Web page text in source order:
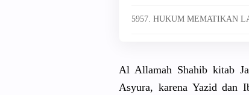
5957. HUKUM MEMATIKAN
Al Allamah Shahib kitab
Asyura, karena Yazid dan